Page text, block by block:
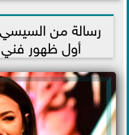
2021-12-05 14:27:59رسالة من
أول ظهور فني